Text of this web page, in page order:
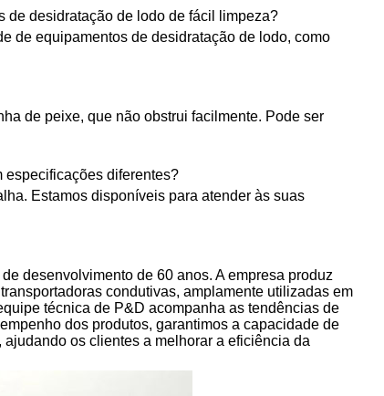
de desidratação de lodo de fácil limpeza?
de equipamentos de desidratação de lodo, como
de peixe, que não obstrui facilmente. Pode ser
especificações diferentes?
Estamos disponíveis para atender às suas
desenvolvimento de 60 anos. A empresa produz
condutivas, amplamente utilizadas em
técnica de P&D acompanha as tendências de
dos produtos, garantimos a capacidade de
os clientes a melhorar a eficiência da